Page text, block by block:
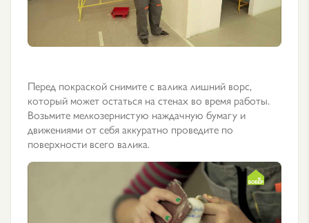
Перед покраской снимите с валика лишний ворс,
который может остаться на стенах во время работы.
Возьмите мелкозернистую наждачную бумагу и
движениями от себя аккуратно проведите по
поверхности всего валика.